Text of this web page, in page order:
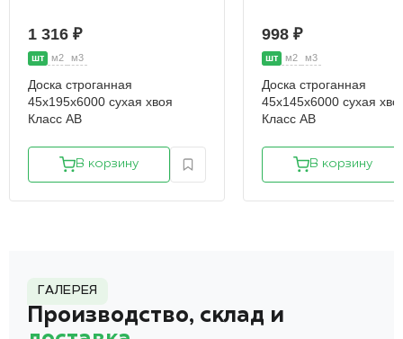
1 316 ₽
шт м2 м3
Доска строганная
45х195х6000 сухая хвоя
Класс АВ
В корзину
998 ₽
шт м2 м3
Доска строганная
45х145х6000 сухая
Класс АВ
В корзину
ГАЛЕРЕЯ
Производство, склад и